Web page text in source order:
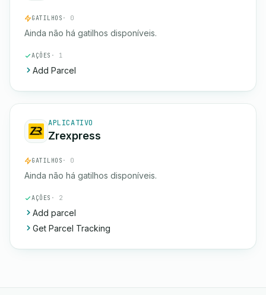
GATILHOS · 0
Ainda não há gatilhos disponíveis.
AÇÕES · 1
Add Parcel
APLICATIVO
Zrexpress
GATILHOS · 0
Ainda não há gatilhos disponíveis.
AÇÕES · 2
Add parcel
Get Parcel Tracking